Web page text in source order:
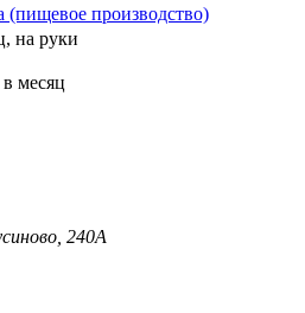
(пищевое производство)
на руки
месяц
240А